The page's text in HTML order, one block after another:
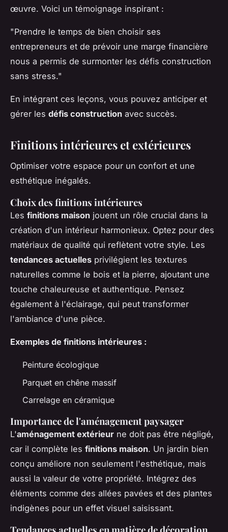
œuvre. Voici un témoignage inspirant :
"Prendre le temps de bien choisir ses
entrepreneurs et de prévoir une marge financière
nous a permis de surmonter les défis construction
sans stress."
En intégrant ces leçons, vous pouvez anticiper et
gérer les défis construction avec succès.
Finitions intérieures et extérieures
Optimiser votre espace pour un confort et une
esthétique inégalés.
Choix des finitions intérieures
Les finitions maison jouent un rôle crucial dans la
création d'un intérieur harmonieux. Optez pour des
matériaux de qualité qui reflètent votre style. Les
tendances actuelles privilégient les textures
naturelles comme le bois et la pierre, ajoutant une
touche chaleureuse et authentique. Pensez
également à l'éclairage, qui peut transformer
l'ambiance d'une pièce.
Exemples de finitions intérieures :
Peinture écologique
Parquet en chêne massif
Carrelage en céramique
Importance de l'aménagement paysager
L'aménagement extérieur ne doit pas être négligé,
car il complète les finitions maison. Un jardin bien
conçu améliore non seulement l'esthétique, mais
aussi la valeur de votre propriété. Intégrez des
éléments comme des allées pavées et des plantes
indigènes pour un effet visuel saisissant.